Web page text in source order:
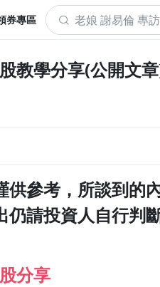
券專區
教學分享(公開文
供參考，所談到
請投資人自行判斷
分享